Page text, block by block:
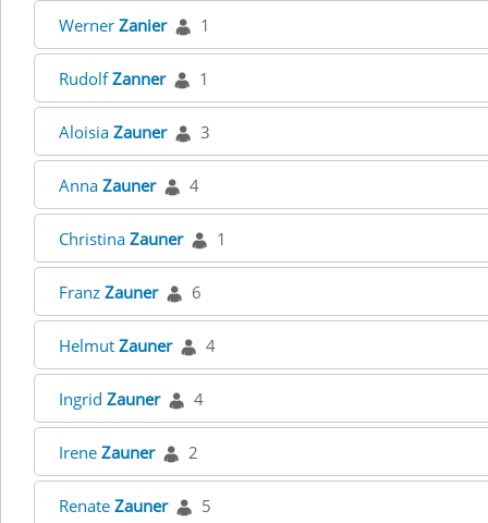
Werner Zanier 1
RudolfZanner 1
Aloisia Zauner 3
Anna Zauner 4
Christina Zauner 1
Franz Zauner 6
Helmut Zauner 4
Ingrid Zauner 4
Irene Zauner 2
Renate Zauner 5